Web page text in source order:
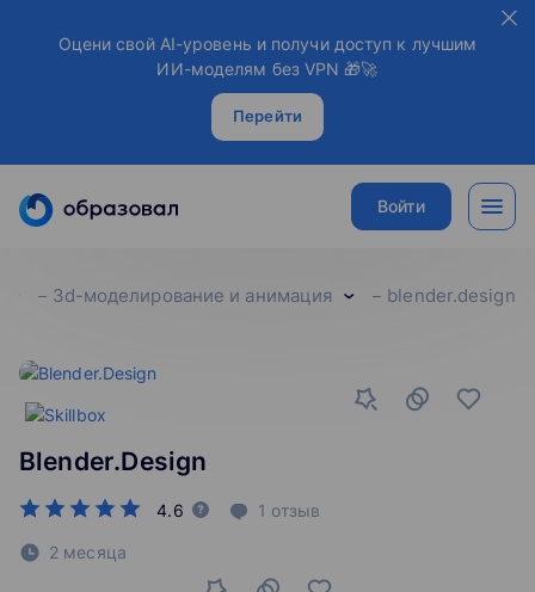
Оцени свой AI-уровень и получи доступ к лучшим
ИИ-моделям без VPN 🎁🚀
Перейти
Войти
3d-моделирование и анимация blender.design
Blender.Design
4.6 1 отзыв
2 месяца